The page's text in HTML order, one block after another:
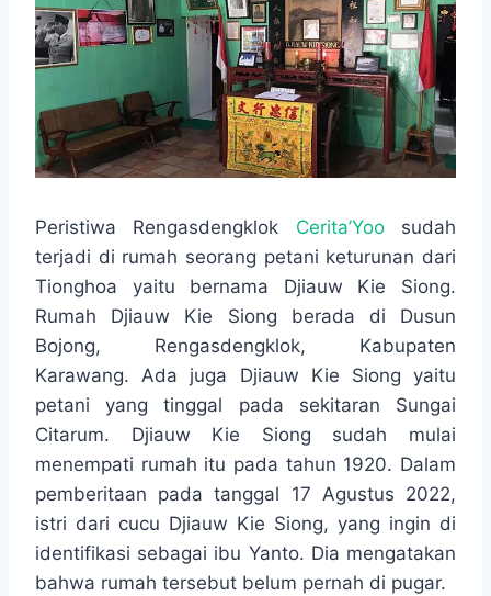
Peristiwa Rengasdengklok Cerita’Yoosudah
terjadi di rumah seorang petani keturunan dari
Tionghoa yaitu bernama Djiauw Kie Siong.
Rumah Djiauw Kie Siong berada di Dusun
Bojong, Rengasdengklok, Kabupaten
Karawang. Ada juga Djiauw Kie Siong yaitu
petani yang tinggal pada sekitaran Sungai
Citarum. Djiauw Kie Siong sudah mulai
menempati rumah itu pada tahun 1920. Dalam
pemberitaan pada tanggal 17 Agustus 2022,
istri dari cucu Djiauw Kie Siong, yang ingin di
identifikasi sebagai ibu Yanto. Dia mengatakan
bahwa rumah tersebut belum pernah di pugar.